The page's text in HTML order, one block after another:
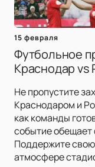
15 февраля
Футбольное
Краснодар vs
Не пропустите
Краснодаром и
как команды
событие обещает
Поддержите
атмосфере